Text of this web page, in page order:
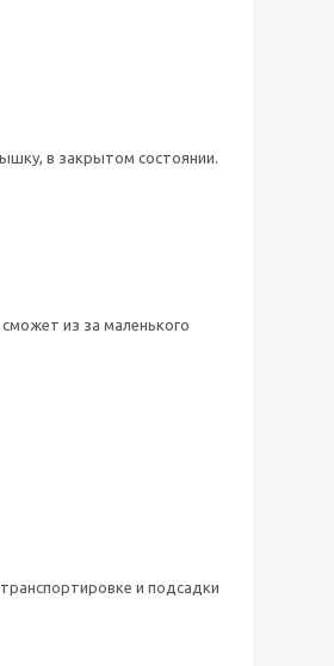
в закрытом состоянии.
из за маленького
и подсадки